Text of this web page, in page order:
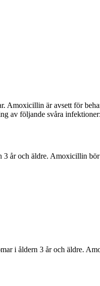
Amoxicillin är avsett för
av följande svåra infektioner:
år och äldre. Amoxicillin
i åldern 3 år och äldre.